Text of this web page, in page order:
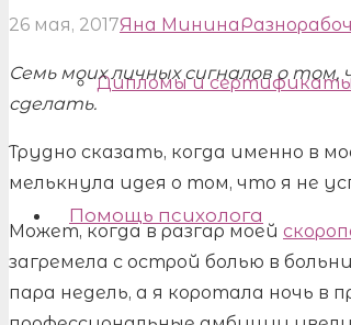
Дипломы и
Помощь психолога
26 мая, 2017Яна Минина
Семь моих личных сигналов о
сделать.
Трудно сказать, когда именно в
мелькнула идея о том, что я не
Может, когда в разгар моей
загремела с острой болью в
пара недель, а я коротала ночь в